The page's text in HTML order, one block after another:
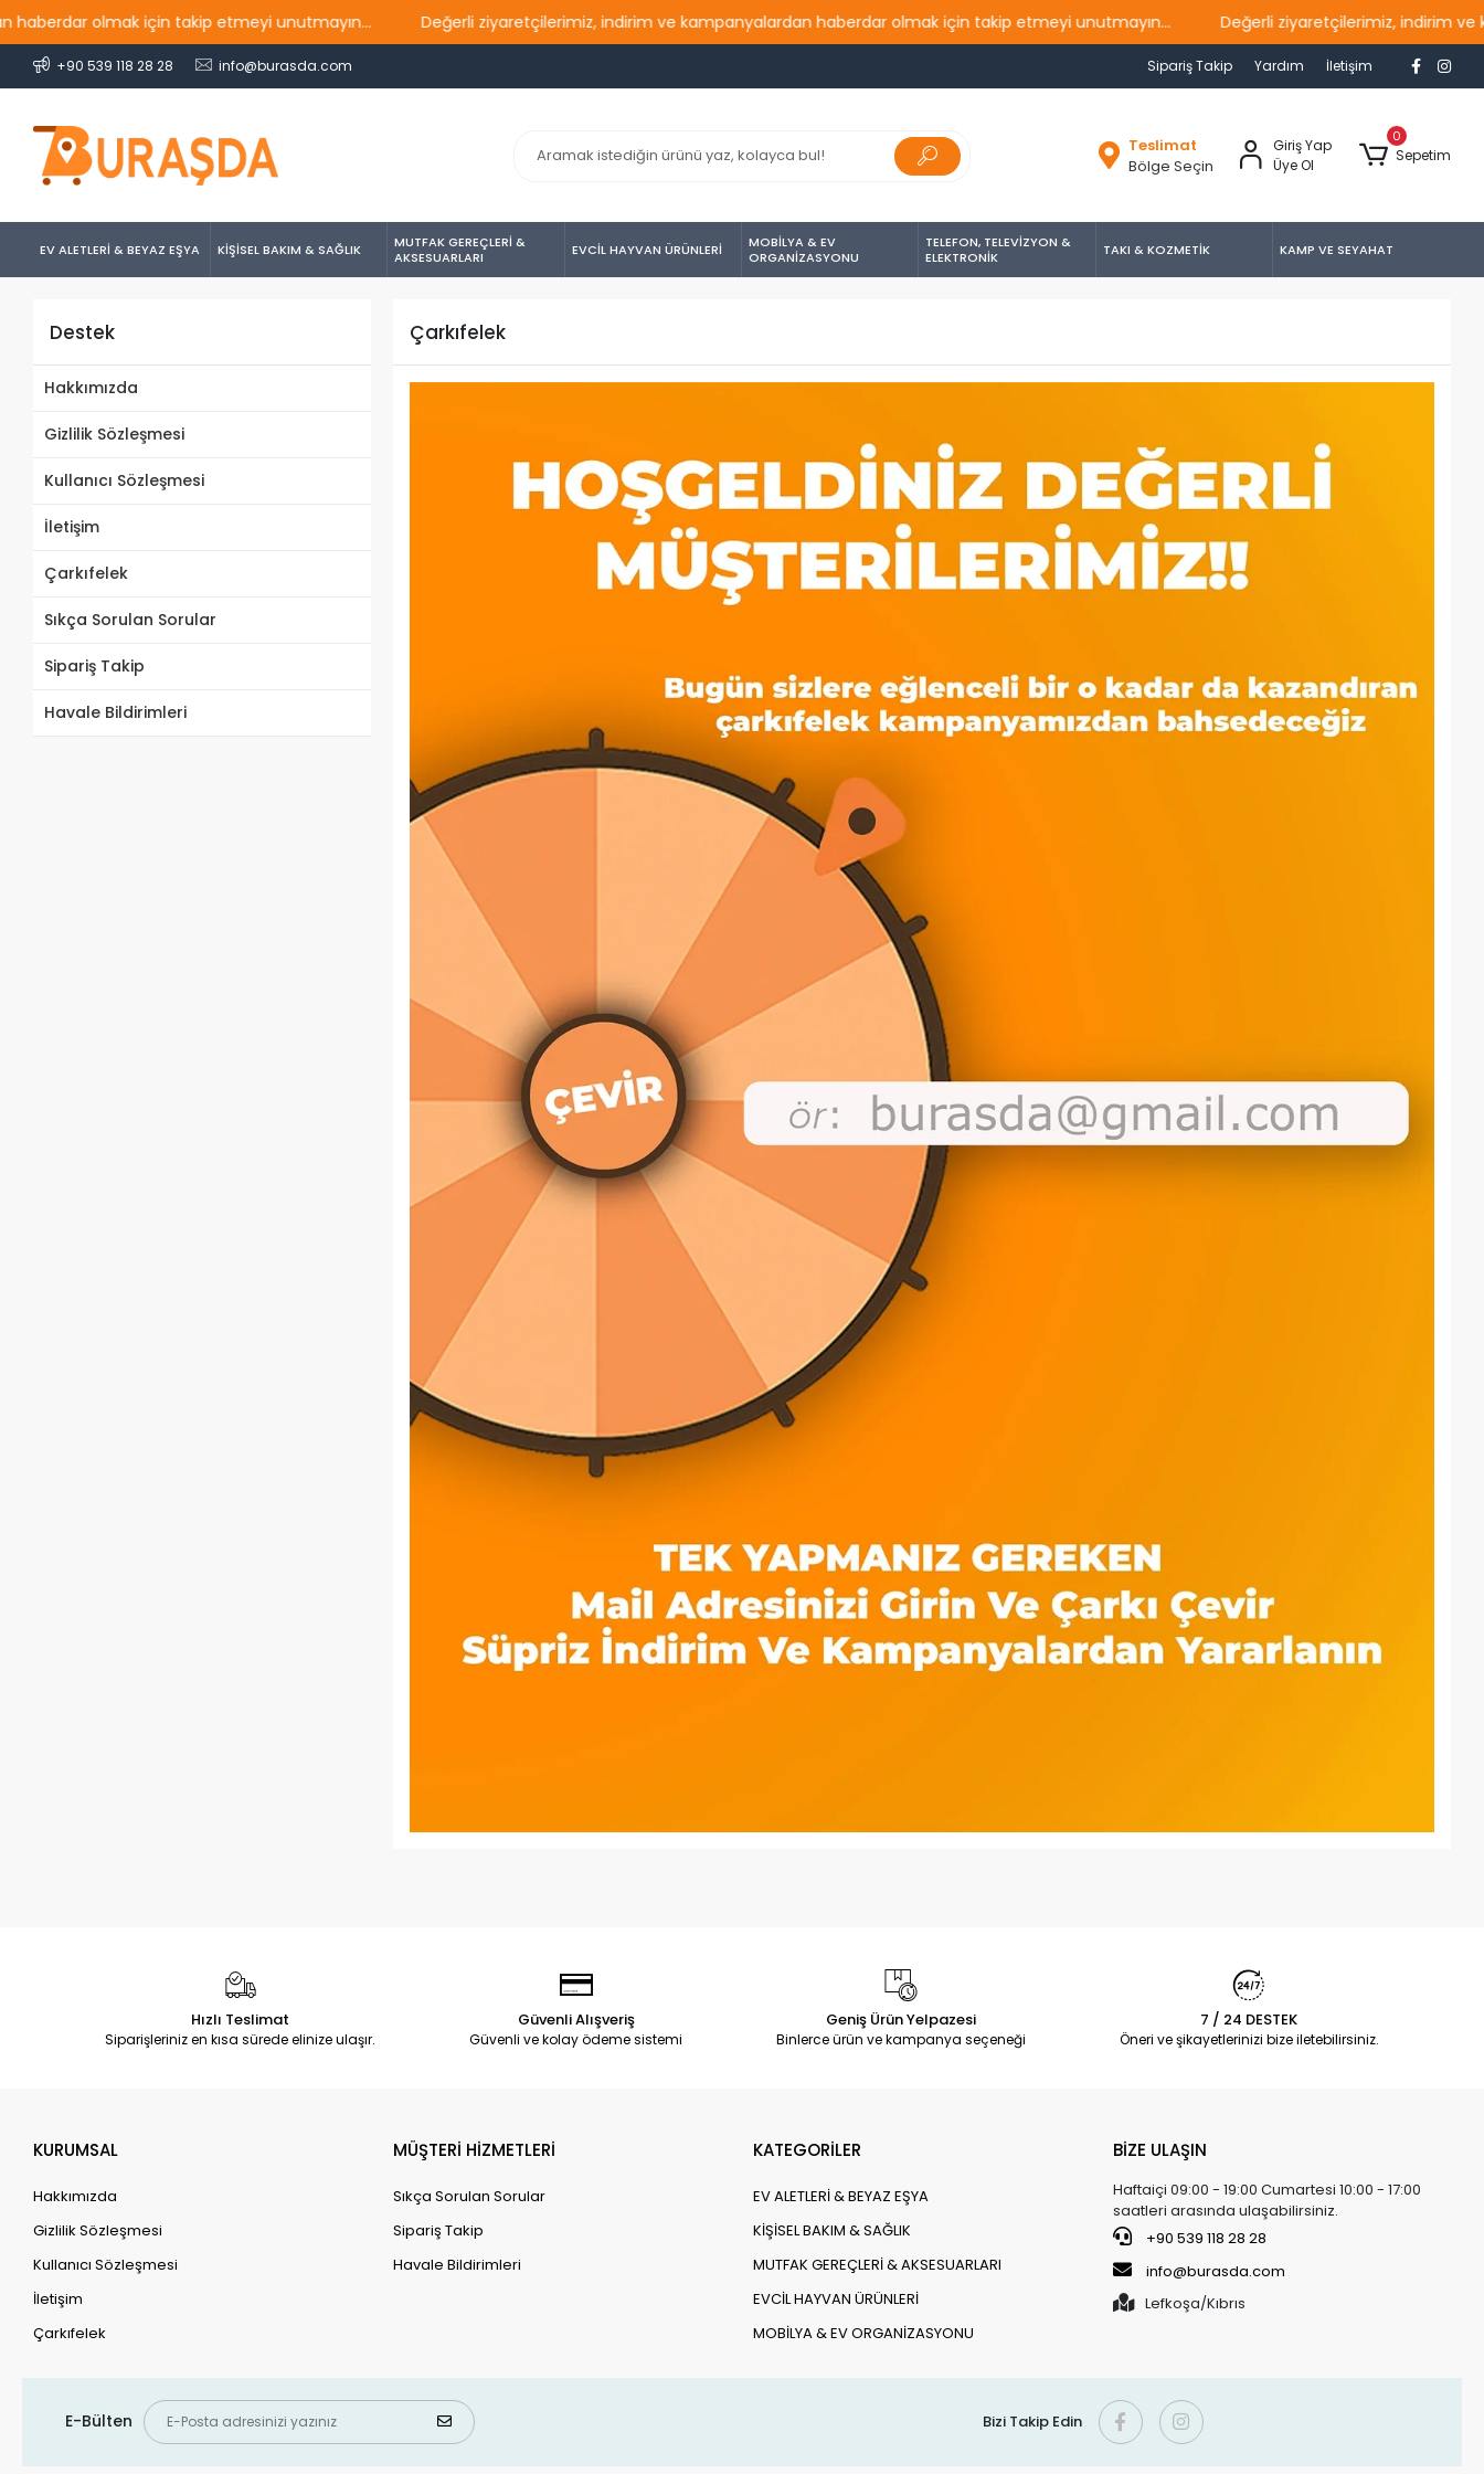
olmak için takip etmeyi unutmayın... Değerli ziyaretçilerimiz, indirim ve kampanyalardan haberdar olmak için takip etmeyi unutmayın... Değerli ziyaretçilerimiz, indirim ve
+90 539 118 28 28 info@burasda.com Sipariş Takip Yardım İletişim
Teslimat
Bölge Seçin
Giriş Yap
Üye Ol
0
Sepetim
EV ALETLERİ & BEYAZ EŞYA KİŞİSEL BAKIM & SAĞLIK
MUTFAK GEREÇLERİ &
AKSESUARLARI
EVCİL HAYVAN ÜRÜNLERİ
MOBİLYA & EV
ORGANİZASYONU
TELEFON, TELEVİZYON &
ELEKTRONİK
TAKI & KOZMETİK KAMP VE SEYAHAT
Destek
Hakkımızda
Gizlilik Sözleşmesi
Kullanıcı Sözleşmesi
İletişim
Çarkıfelek
Sıkça Sorulan Sorular
Sipariş Takip
Havale Bildirimleri
Çarkıfelek
Hızlı Teslimat
Siparişleriniz en kısa sürede elinize ulaşır.
Güvenli Alışveriş
Güvenli ve kolay ödeme sistemi
Geniş Ürün Yelpazesi
Binlerce ürün ve kampanya seçeneği
7 / 24 DESTEK
Öneri ve şikayetlerinizi bize iletebilirsiniz.
KURUMSAL
Hakkımızda
Gizlilik Sözleşmesi
Kullanıcı Sözleşmesi
İletişim
Çarkıfelek
MÜŞTERİ HİZMETLERİ
Sıkça Sorulan Sorular
Sipariş Takip
Havale Bildirimleri
KATEGORİLER
EV ALETLERİ & BEYAZ EŞYA
KİŞİSEL BAKIM & SAĞLIK
MUTFAK GEREÇLERİ & AKSESUARLARI
EVCİL HAYVAN ÜRÜNLERİ
MOBİLYA & EV ORGANİZASYONU
BİZE ULAŞIN
Haftaiçi 09:00 - 19:00 Cumartesi 10:00 - 17:00
saatleri arasında ulaşabilirsiniz.
+90 539 118 28 28
info@burasda.com
Lefkoşa/Kıbrıs
E-Bülten Bizi Takip Edin